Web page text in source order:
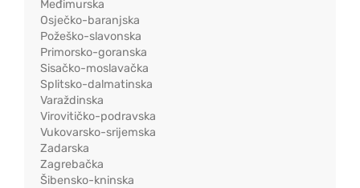
Međimurska
Osječko-baranjska
Požeško-slavonska
Primorsko-goranska
Sisačko-moslavačka
Splitsko-dalmatinska
Varaždinska
Virovitičko-podravska
Vukovarsko-srijemska
Zadarska
Zagrebačka
Šibensko-kninska